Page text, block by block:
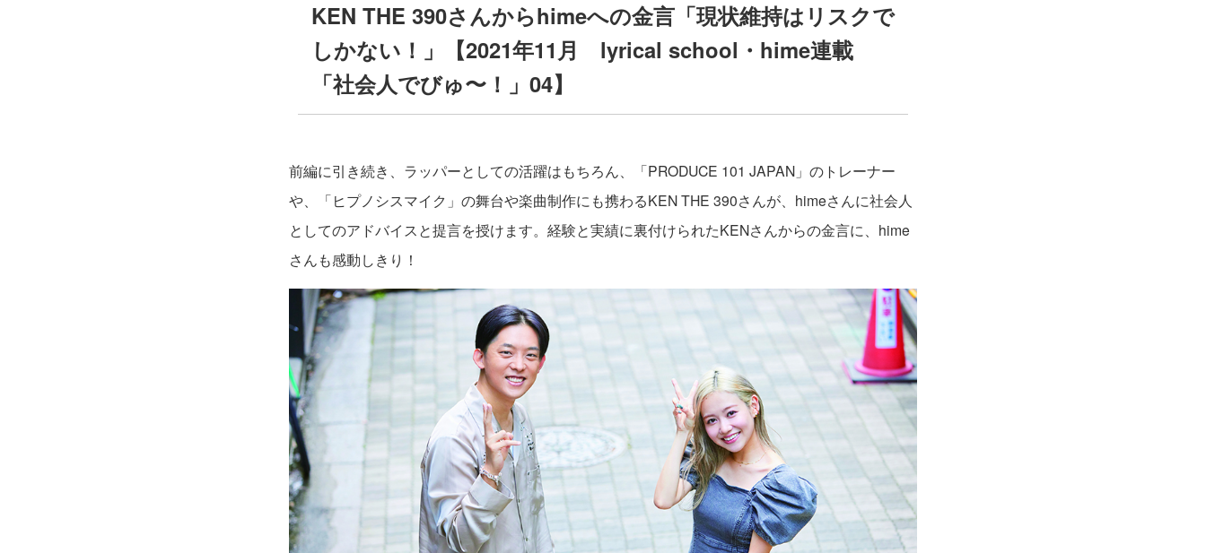
KEN THE 390さんからhimeへの金言「現状維持はリスクで
しかない！」【2021年11月 lyrical school・hime連載
「社会人でびゅ〜！」04】
前編に引き続き、ラッパーとしての活躍はもちろん、「PRODUCE 101 JAPAN」のトレーナー
や、「ヒプノシスマイク」の舞台や楽曲制作にも携わるKEN THE 390さんが、himeさんに社会人
としてのアドバイスと提言を授けます。経験と実績に裏付けられたKENさんからの金言に、hime
さんも感動しきり！